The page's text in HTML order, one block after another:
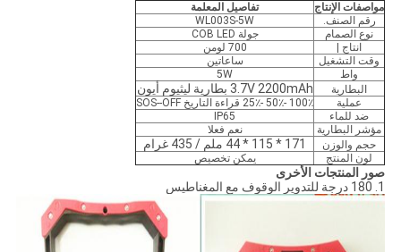
مواصفات الإنتاج
تفاصيل المعلمة
رقم الصنف.
WL003S-5W
نوع الصمام
جولة COB LED
انتاج |
700 لومن
وقت التشغيل
ساعاتين
واط
5W
البطارية
3.7V 2200mAh بطارية ليثيوم أيون
عملية
100٪ -50٪ -25٪ قراءة التاريخ SOS--OFF
ضد للماء
IP65
مؤشر البطارية
نعم فعلا
حجم والوزن
171 * 115 * 44 ملم / 435 غرام
لون المنتج يمكن تخصيص
صور المنتجات الأخرى
1. 180 درجة للتدوير الوقوف مع المغناطيس